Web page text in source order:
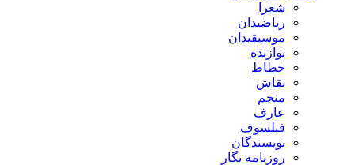
شعرا
ریاضیدان
موسیقیدان
نوازنده
خطاط
نقاش
منجم
عارف
فیلسوف
نویسندگان
روزنامه نگار